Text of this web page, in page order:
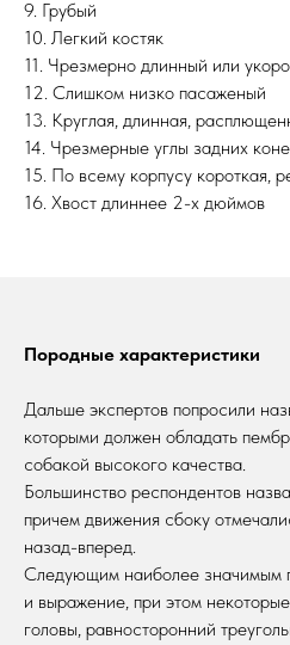
9. Грубый
10. Легкий костяк
11. Чрезмерно длинный или
12. Слишком низко пасаженый
13. Круглая, длинная,
14. Чрезмерные углы задних
15. По всему корпусу короткая,
16. Хвост длиннее 2-х дюймов
Породные характеристики
Дальше экспертов попросили
которыми должен обладать
собакой высокого качества.
Большинство респондентов
причем движения сбоку
назад-вперед.
Следующим наиболее значимым
и выражение, при этом
головы, равносторонний